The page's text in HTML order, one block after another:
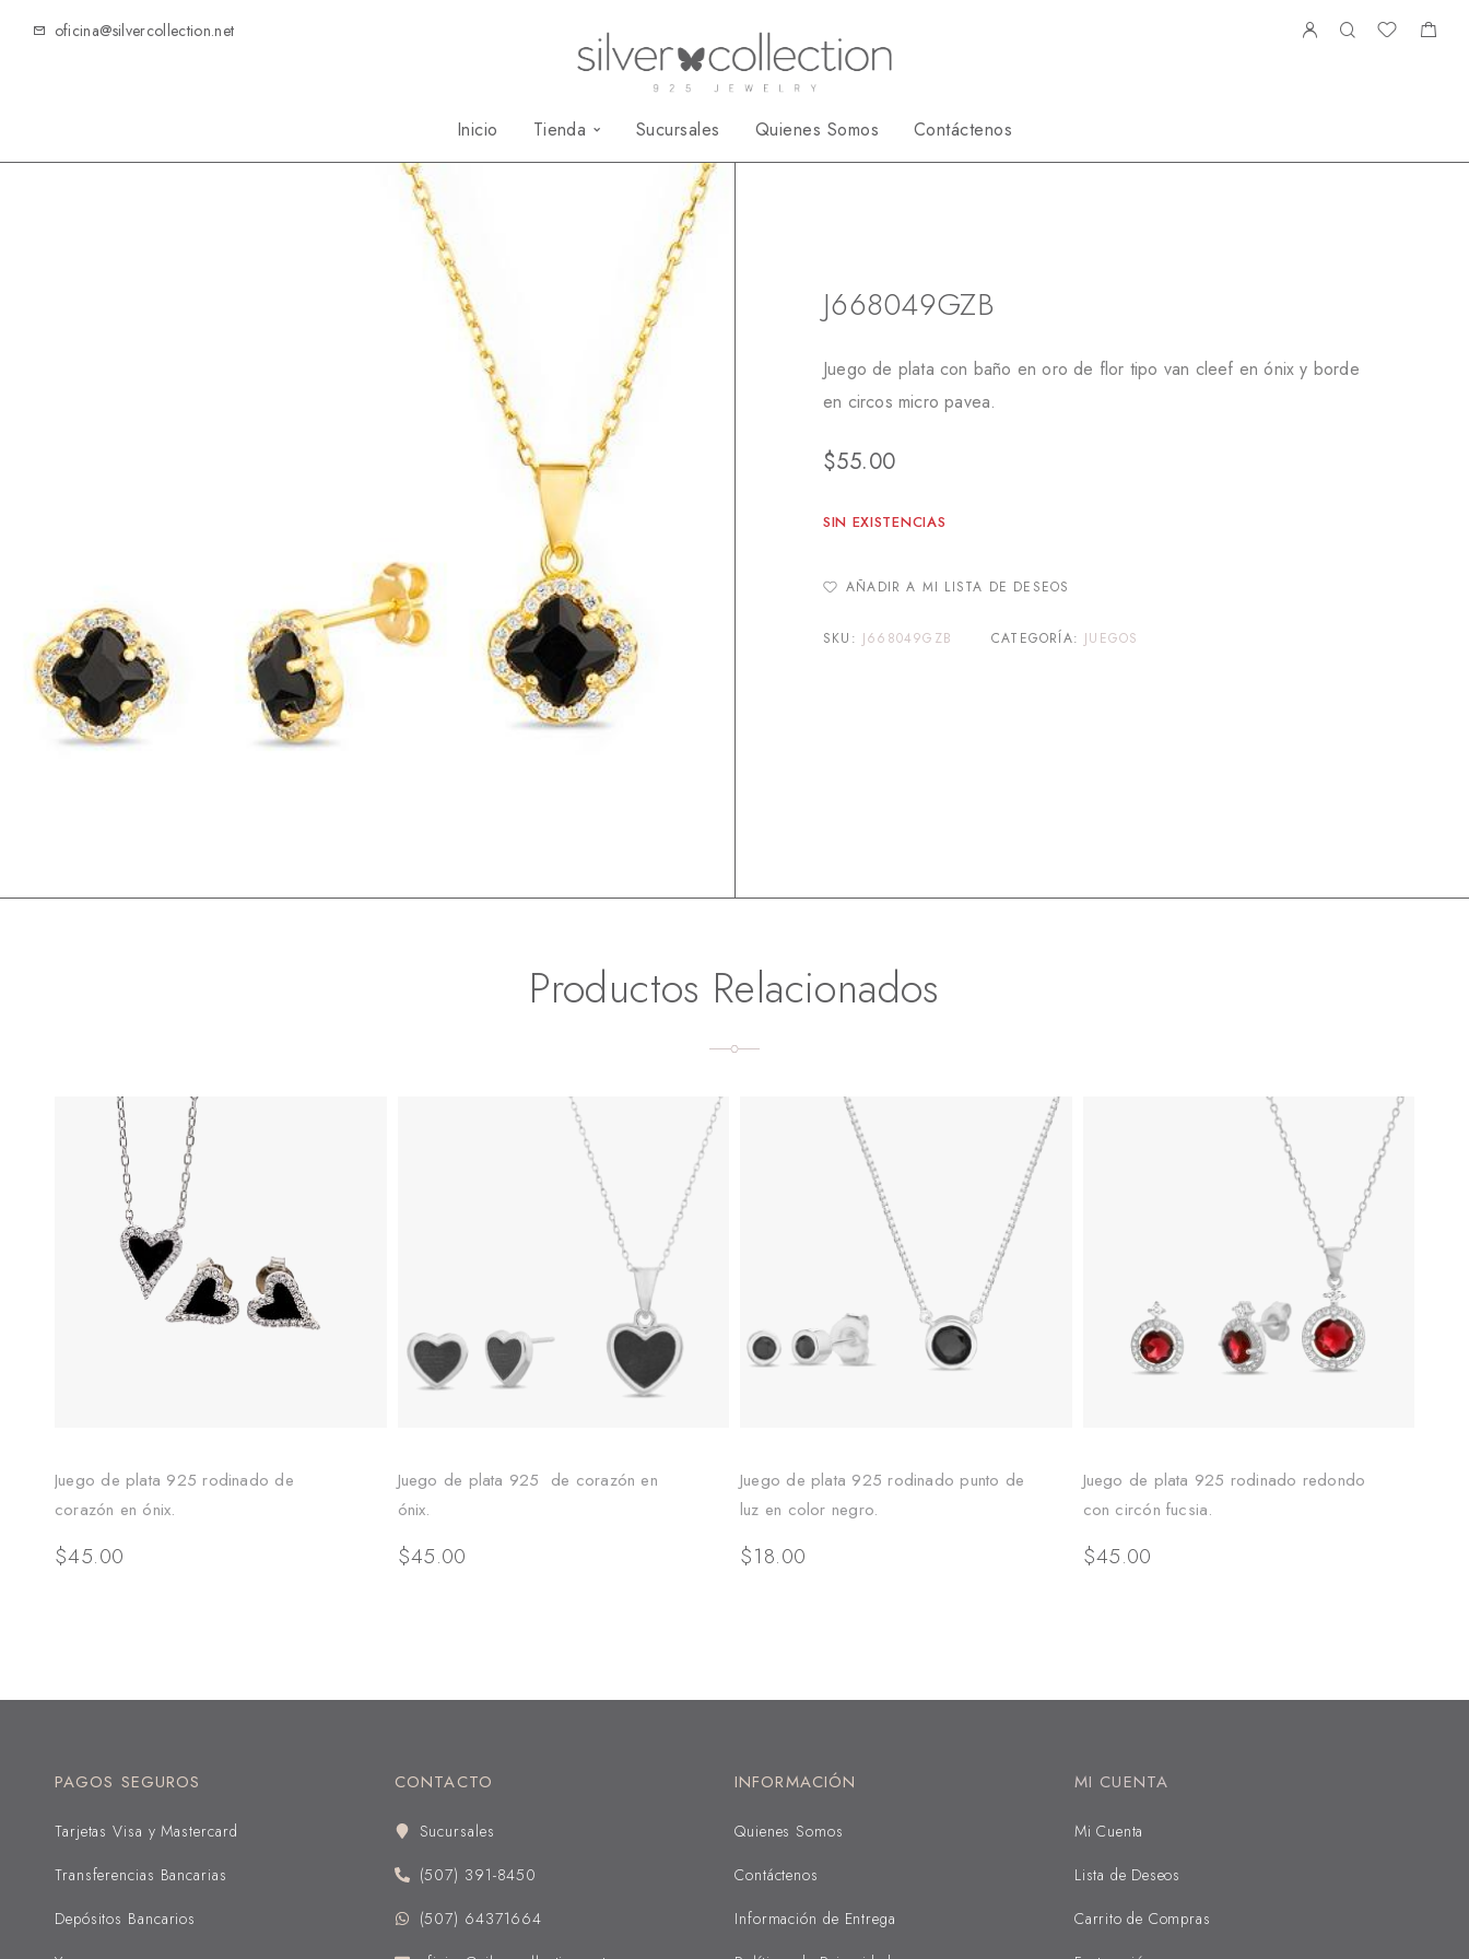
oficina@silvercollection.net
Inicio Tienda Sucursales Quienes Somos Contáctenos
J668049GZB
Juego de plata con baño en oro de flor tipo van cleef en ónix y borde
en circos micro pavea.
$55.00
SIN EXISTENCIAS
AÑADIR A MI LISTA DE DESEOS
SKU: J668049GZB CATEGORÍA: JUEGOS
Productos Relacionados
Juego de plata 925 rodinado de
corazón en ónix.
$45.00
Juego de plata 925 de corazón en
ónix.
$45.00
Juego de plata 925 rodinado punto de
luz en color negro.
$18.00
Juego de plata 925 rodinado redondo
con circón fucsia.
$45.00
PAGOS SEGUROS
Tarjetas Visa y Mastercard
Transferencias Bancarias
Depósitos Bancarios
CONTACTO
Sucursales
(507) 391-8450
(507) 64371664
INFORMACIÓN
Quienes Somos
Contáctenos
Información de Entrega
MI CUENTA
Mi Cuenta
Lista de Deseos
Carrito de Compras